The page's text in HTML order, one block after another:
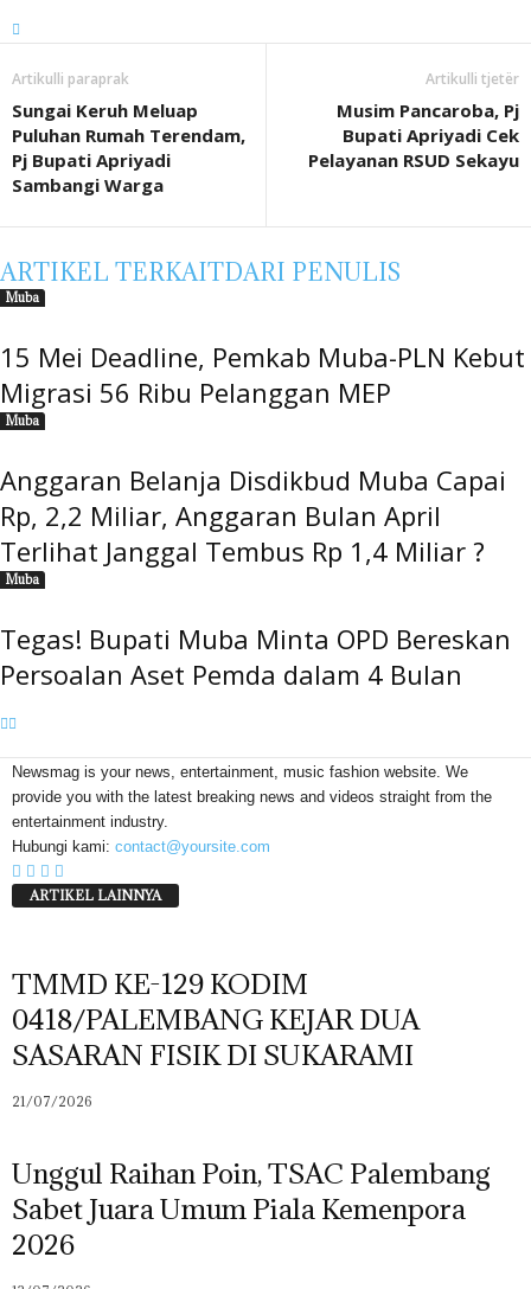
Artikulli paraprak
Sungai Keruh Meluap
Puluhan Rumah Terendam,
Pj Bupati Apriyadi
Sambangi Warga
Artikulli tjetër
Musim Pancaroba, Pj
Bupati Apriyadi Cek
Pelayanan RSUD Sekayu
ARTIKEL TERKAITDARI PENULIS
Muba
15 Mei Deadline, Pemkab Muba-PLN Kebut
Migrasi 56 Ribu Pelanggan MEP
Muba
Anggaran Belanja Disdikbud Muba Capai
Rp, 2,2 Miliar, Anggaran Bulan April
Terlihat Janggal Tembus Rp 1,4 Miliar ?
Muba
Tegas! Bupati Muba Minta OPD Bereskan
Persoalan Aset Pemda dalam 4 Bulan
Newsmag is your news, entertainment, music fashion website. We
provide you with the latest breaking news and videos straight from the
entertainment industry.
Hubungi kami: contact@yoursite.com
ARTIKEL LAINNYA
TMMD KE-129 KODIM
0418/PALEMBANG KEJAR DUA
SASARAN FISIK DI SUKARAMI
21/07/2026
Unggul Raihan Poin, TSAC Palembang
Sabet Juara Umum Piala Kemenpora
2026